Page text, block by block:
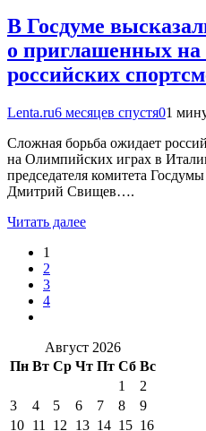
В Госдуме
о приглашенных
российских
Lenta.ru6 месяцев спустя01
Сложная борьба ожидает
на Олимпийских играх в
председателя комитета
Дмитрий Свищев….
Читать далее
1
2
3
4
Август 2026
Пн Вт Ср Чт Пт Сб Вс
1
2
3
4 5 6 7 8
9
10 11 12 13 14 15 16